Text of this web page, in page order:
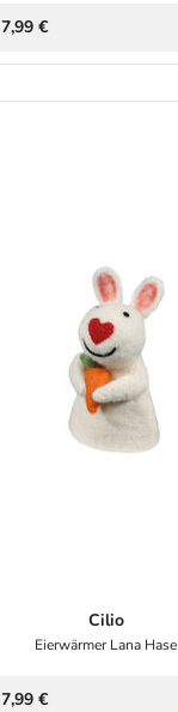
7,99 €
Cilio
Eierwärmer Lana Hase
7,99 €